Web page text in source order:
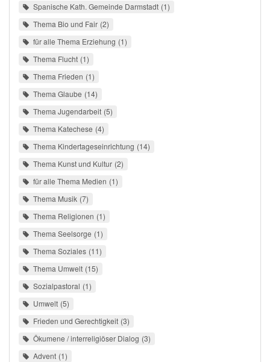
Spanische Kath. Gemeinde Darmstadt 1
Thema Bio und Fair 2
für alle Thema Erziehung 1
Thema Flucht 1
Thema Frieden 1
Thema Glaube 14
Thema Jugendarbeit 5
Thema Katechese 4
Thema Kindertageseinrichtung 14
Thema Kunst und Kultur 2
für alle Thema Medien 1
Thema Musik 7
Thema Religionen 1
Thema Seelsorge 1
Thema Soziales 11
Thema Umwelt 15
Sozialpastoral 1
Umwelt 5
Frieden und Gerechtigkeit 3
Ökumene / interreligiöser Dialog 3
Advent 1